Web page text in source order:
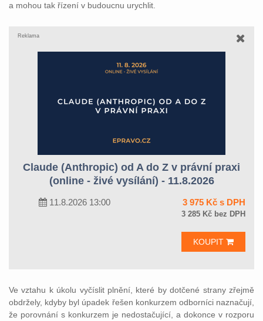
a mohou tak řízení v budoucnu urychlit.
Reklama
Claude (Anthropic) od A do Z v právní praxi
(online - živé vysílání) - 11.8.2026
11.8.2026 13:00 3 975 Kč s DPH
3 285 Kč bez DPH
KOUPIT
Ve vztahu k úkolu vyčíslit plnění, které by dotčené strany zřejmě
obdržely, kdyby byl úpadek řešen konkurzem odborníci naznačují,
že porovnání s konkurzem je nedostačující, a dokonce v rozporu